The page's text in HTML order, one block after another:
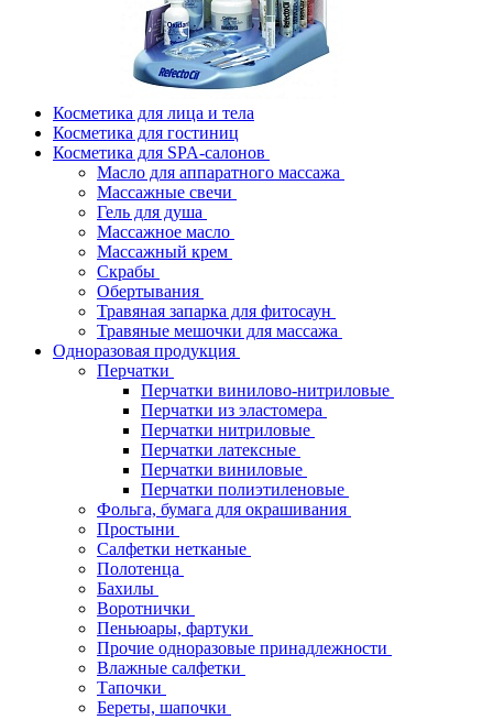
Косметика для лица и тела
Косметика для гостиниц
Косметика для SPA-салонов
Масло для аппаратного массажа
Массажные свечи
Гель для душа
Массажное масло
Массажный крем
Скрабы
Обертывания
Травяная запарка для фитосаун
Травяные мешочки для массажа
Одноразовая продукция
Перчатки
Перчатки винилово-нитриловые
Перчатки из эластомера
Перчатки нитриловые
Перчатки латексные
Перчатки виниловые
Перчатки полиэтиленовые
Фольга, бумага для окрашивания
Простыни
Салфетки нетканые
Полотенца
Бахилы
Воротнички
Пеньюары, фартуки
Прочие одноразовые принадлежности
Влажные салфетки
Тапочки
Береты, шапочки